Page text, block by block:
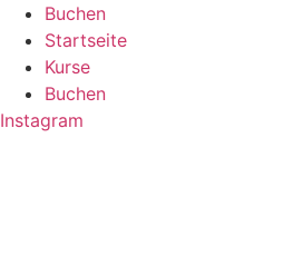
Buchen
Startseite
Kurse
Buchen
Instagram